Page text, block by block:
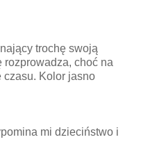
trochę swoją
rozprowadza, choć na
czasu. Kolor jasno
mi dzieciństwo i